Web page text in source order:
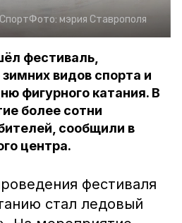
СпортФото: мэрия Ставрополя
фестиваль,
видов спорта и
фигурного катания. В
более сотни
сообщили в
центра.
фестиваля
стал ледовый